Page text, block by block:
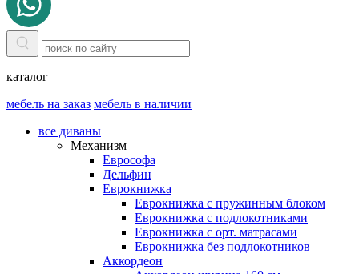
каталог
мебель на заказ мебель в наличии
все диваны
Механизм
Еврософа
Дельфин
Еврокнижка
Еврокнижка с пружинным блоком
Еврокнижка с подлокотниками
Еврокнижка с орт. матрасами
Еврокнижка без подлокотников
Аккордеон